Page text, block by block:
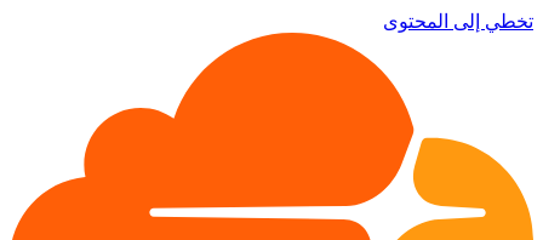
تخطي إلى المحتوى